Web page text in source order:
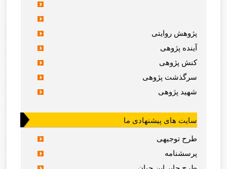
پژوهش روایتی
آینده پژوهی
کنش پژوهی
سرگذشت پژوهی
شهید پژوهی
سایت های پیشنهادی ما
طرح توجیهی
پرسشنامه